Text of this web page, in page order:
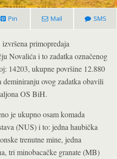
Pin Mail SMS
izvršena primopredaja
Novalića i to zadatka označenog
14203, ukupne površine 12.880
deminiranju ovog zadatka obavili
OS BiH.
je ukupno osam komada
(NUS) i to: jedna haubička
trenutne mine, jedna
tri minobacačke granate (MB)